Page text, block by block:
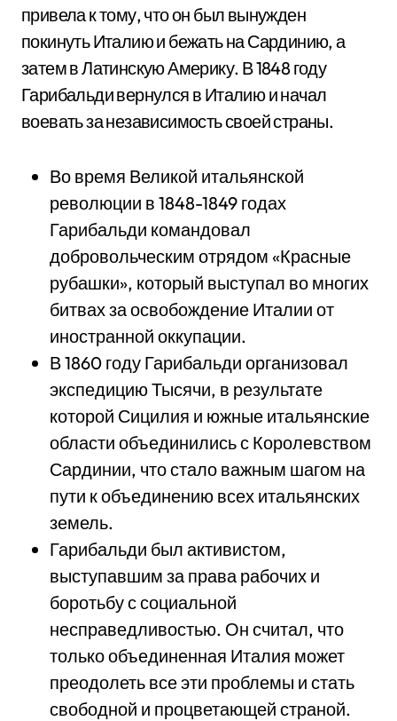
привела к тому, что он был вынужден
покинуть Италию и бежать на Сардинию, а
затем в Латинскую Америку. В 1848 году
Гарибальди вернулся в Италию и начал
воевать за независимость своей страны.
Во время Великой итальянской
революции в 1848-1849 годах
Гарибальди командовал
добровольческим отрядом «Красные
рубашки», который выступал во многих
битвах за освобождение Италии от
иностранной оккупации.
В 1860 году Гарибальди организовал
экспедицию Тысячи, в результате
которой Сицилия и южные итальянские
области объединились с Королевством
Сардинии, что стало важным шагом на
пути к объединению всех итальянских
земель.
Гарибальди был активистом,
выступавшим за права рабочих и
боротьбу с социальной
несправедливостью. Он считал, что
только объединенная Италия может
преодолеть все эти проблемы и стать
свободной и процветающей страной.